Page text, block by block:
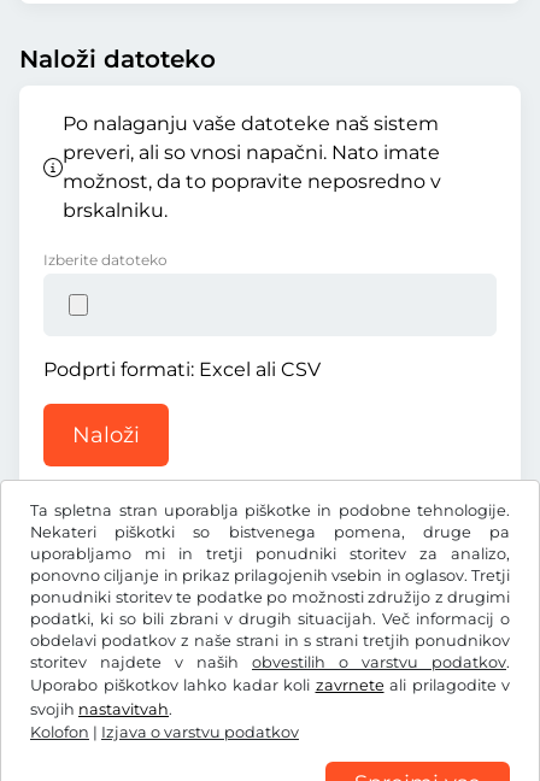
Ta spletna stran uporablja piškotke in podobne tehnologije.
Nekateri piškotki so bistvenega pomena, druge pa
uporabljamo mi in tretji ponudniki storitev za analizo,
ponovno ciljanje in prikaz prilagojenih vsebin in oglasov. Tretji
ponudniki storitev te podatke po možnosti združijo z drugimi
podatki, ki so bili zbrani v drugih situacijah. Več informacij o
obdelavi podatkov z naše strani in s strani tretjih ponudnikov
storitev najdete v naših obvestilih o varstvu podatkov.
Uporabo piškotkov lahko kadar koli zavrneteali prilagodite v
svojih nastavitvah.
Kolofon | Izjava o varstvu podatkov
Naloži datoteko
Po nalaganju vaše datoteke naš sistem
preveri, ali so vnosi napačni. Nato imate
možnost, da to popravite neposredno v
brskalniku.
Izberite datoteko
Podprti formati: Excel ali CSV
Naloži
ZłPLN
Facebook Instagram
Splošni pogoji poslovanja/preklicna pravica
Nastavitve piškotkov Kolofon